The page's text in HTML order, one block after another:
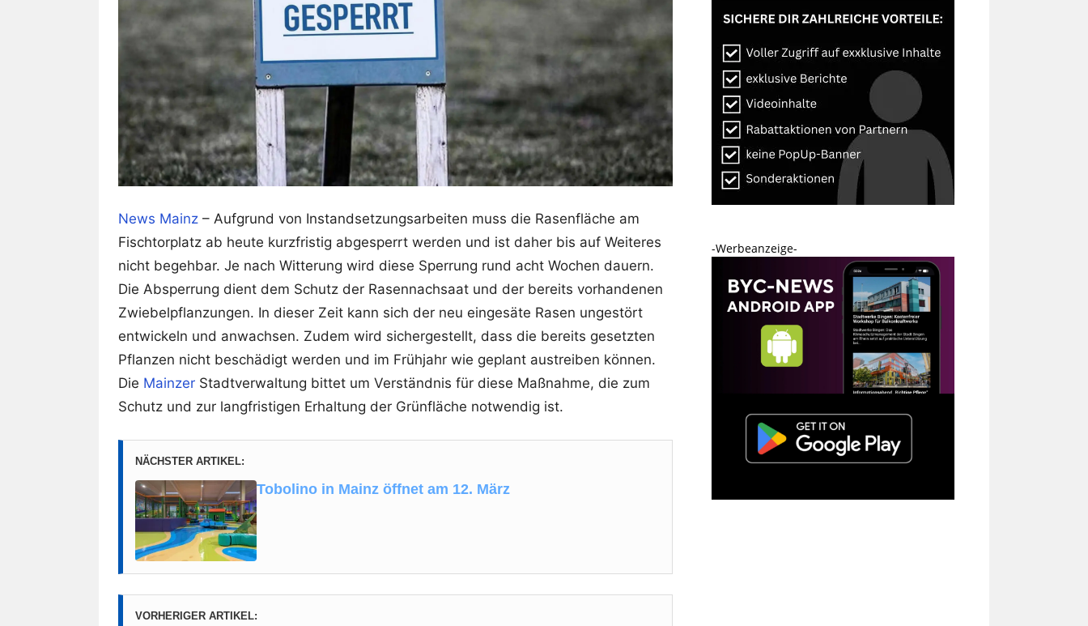
News Mainz – Aufgrund von Instandsetzungsarbeiten muss die Rasenfläche am
Fischtorplatz ab heute kurzfristig abgesperrt werden und ist daher bis auf Weiteres
nicht begehbar. Je nach Witterung wird diese Sperrung rund acht Wochen dauern.
Die Absperrung dient dem Schutz der Rasennachsaat und der bereits vorhandenen
Zwiebelpflanzungen. In dieser Zeit kann sich der neu eingesäte Rasen ungestört
entwickeln und anwachsen. Zudem wird sichergestellt, dass die bereits gesetzten
Pflanzen nicht beschädigt werden und im Frühjahr wie geplant austreiben können.
Die Mainzer Stadtverwaltung bittet um Verständnis für diese Maßnahme, die zum
Schutz und zur langfristigen Erhaltung der Grünfläche notwendig ist.
NÄCHSTER ARTIKEL:
Tobolino in Mainz öffnet am 12. März
VORHERIGER ARTIKEL:
-Werbeanzeige-